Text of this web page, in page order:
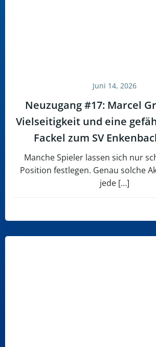
Juni 14, 2026
Neuzugang #17: Marcel
Vielseitigkeit und eine
Fackel zum SV
Manche Spieler lassen sich nur
Position festlegen. Genau solche
jede […]